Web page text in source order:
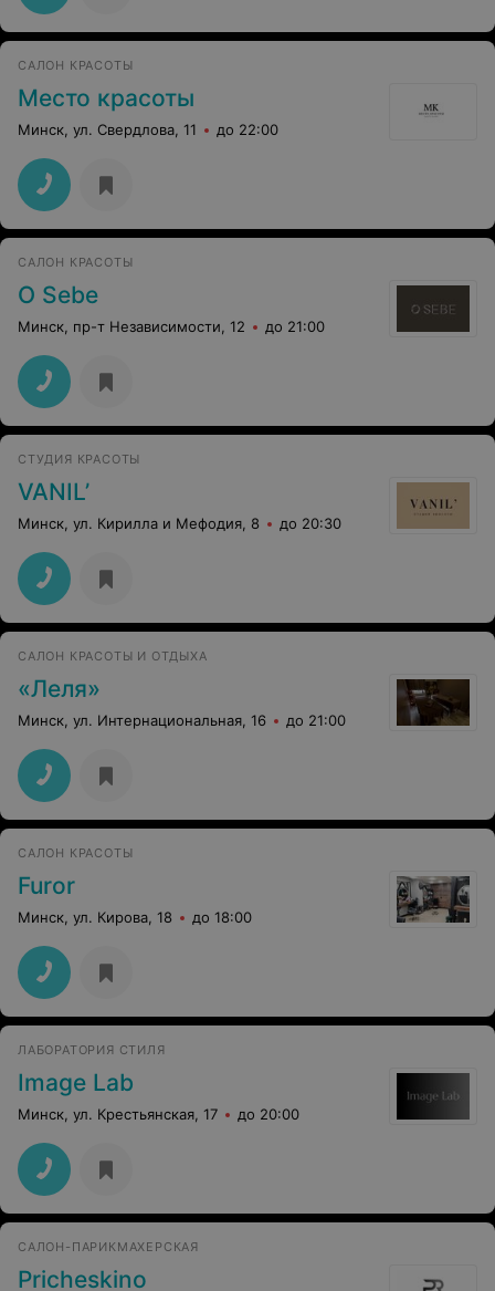
САЛОН КРАСОТЫ
Место красоты
Минск, ул. Свердлова, 11 до 22:00
САЛОН КРАСОТЫ
O Sebe
Минск, пр-т Независимости, 12 до 21:00
СТУДИЯ КРАСОТЫ
VANIL’
Минск, ул. Кирилла и Мефодия, 8 до 20:30
САЛОН КРАСОТЫ И ОТДЫХА
«Леля»
Минск, ул. Интернациональная, 16 до 21:00
САЛОН КРАСОТЫ
Furor
Минск, ул. Кирова, 18 до 18:00
ЛАБОРАТОРИЯ СТИЛЯ
Image Lab
Минск, ул. Крестьянская, 17 до 20:00
САЛОН-ПАРИКМАХЕРСКАЯ
Pricheskino